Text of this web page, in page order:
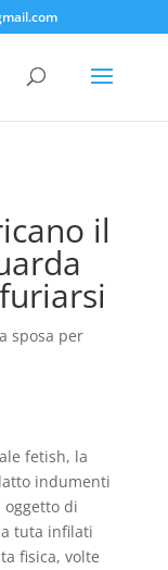
il
sposa per
fetish, la
indumenti
oggetto di
tuta infilati
fisica, volte